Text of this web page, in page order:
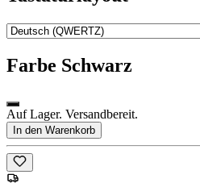
Farbe Schwarz
Auf Lager. Versandbereit.
In den Warenkorb